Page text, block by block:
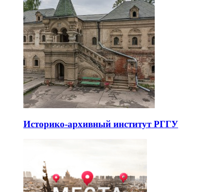
Историко-архивный институт РГГУ